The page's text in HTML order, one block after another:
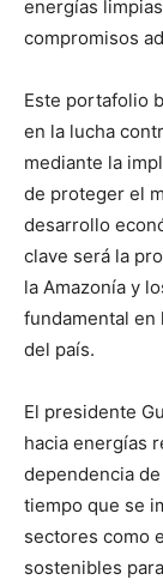
energías
compromisos
Este portafolio
en la lucha
mediante la
de proteger el
desarrollo
clave será la
la Amazonía y
fundamental en
del país.
El presidente
hacia energías
dependencia
tiempo que se
sectores como
sostenibles